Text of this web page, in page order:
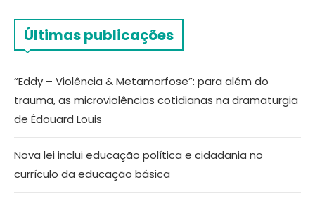
Últimas publicações
“Eddy – Violência & Metamorfose”: para além do
trauma, as microviolências cotidianas na dramaturgia
de Édouard Louis
Nova lei inclui educação política e cidadania no
currículo da educação básica